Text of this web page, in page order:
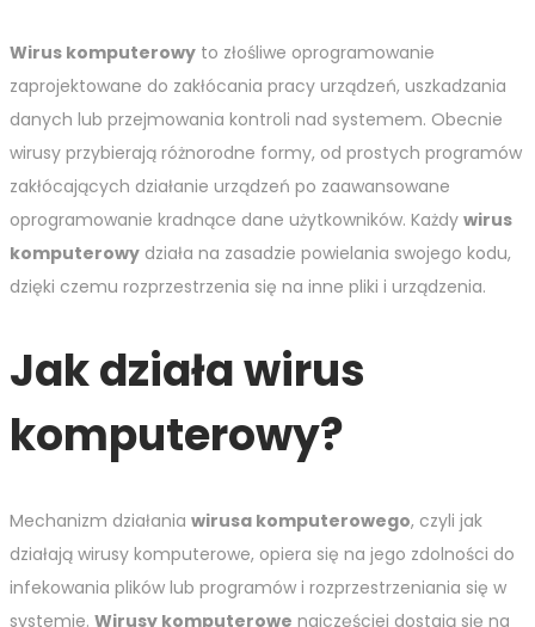
Wirus komputerowy to złośliwe oprogramowanie
zaprojektowane do zakłócania pracy urządzeń, uszkadzania
danych lub przejmowania kontroli nad systemem. Obecnie
wirusy przybierają różnorodne formy, od prostych programów
zakłócających działanie urządzeń po zaawansowane
oprogramowanie kradnące dane użytkowników. Każdy wirus
komputerowy działa na zasadzie powielania swojego kodu,
dzięki czemu rozprzestrzenia się na inne pliki i urządzenia.
Jak działa wirus
komputerowy?
Mechanizm działania wirusa komputerowego, czyli jak
działają wirusy komputerowe, opiera się na jego zdolności do
infekowania plików lub programów i rozprzestrzeniania się w
systemie. Wirusy komputerowe najczęściej dostają się na